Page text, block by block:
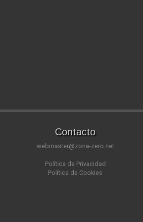
Contacto
webmaster@zona-zero.net
Política de Privacidad
Política de Cookies